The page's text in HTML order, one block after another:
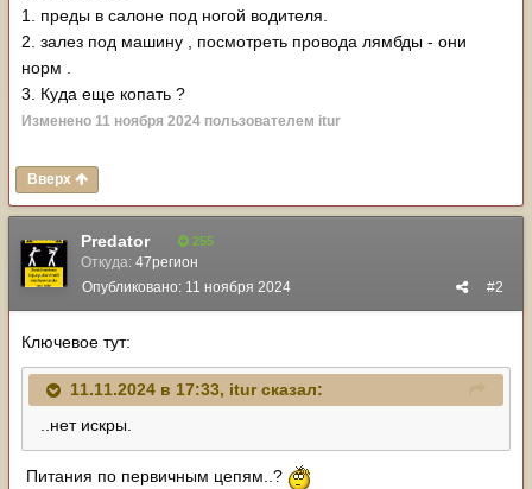
1. преды в салоне под ногой водителя.
2. залез под машину , посмотреть провода лямбды - они
норм .
3. Куда еще копать ?
Изменено 11 ноября 2024 пользователем itur
Вверх
Predator 255
Откуда: 47регион
#2
Опубликовано: 11 ноября 2024
Ключевое тут:
11.11.2024 в 17:33, iturсказал:
..нет искры.
Питания по первичным цепям..?